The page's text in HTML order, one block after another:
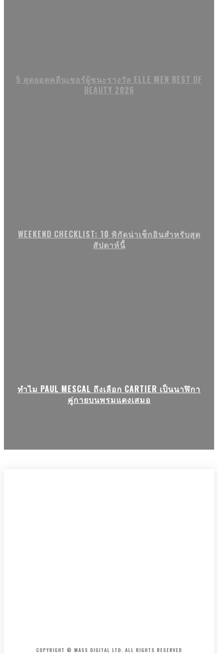
5 สุดยอดคลีนเซอร์ผู้ชนะรางวัล ELLE MEN BEST OF
BEAUTY 2026
WEEKEND CHECKLIST: 10 พิกัดน่าเช็กอินสำหรับสุด
สัปดาห์นี้
ทำไม PAUL MESCAL ถึงเลือก CARTIER เป็นนาฬิกา
คู่กายบนพรมแดงเสมอ
COPYRIGHT © MASS DIGITAL LTD. ALL RIGHTS RESERVED